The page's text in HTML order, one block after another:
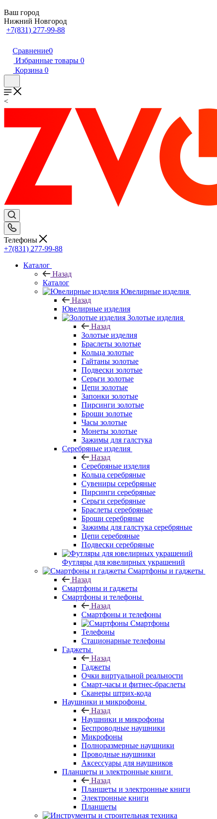
Ваш город
Нижний Новгород
+7(831) 277-99-88
Сравнение0
Избранные товары 0
Корзина 0
<
Телефоны
+7(831) 277-99-88
Каталог
Назад
Каталог
Ювелирные изделия
Назад
Ювелирные изделия
Золотые изделия
Назад
Золотые изделия
Браслеты золотые
Кольца золотые
Гайтаны золотые
Подвески золотые
Серьги золотые
Цепи золотые
Запонки золотые
Пирсинги золотые
Броши золотые
Часы золотые
Монеты золотые
Зажимы для галстука
Серебряные изделия
Назад
Серебряные изделия
Кольца серебряные
Сувениры серебряные
Пирсинги серебряные
Серьги серебряные
Браслеты серебряные
Броши серебряные
Зажимы для галстука серебряные
Цепи серебряные
Подвески серебряные
Футляры для ювелирных украшений
Смартфоны и гаджеты
Назад
Смартфоны и гаджеты
Смартфоны и телефоны
Назад
Смартфоны и телефоны
Смартфоны
Телефоны
Стационарные телефоны
Гаджеты
Назад
Гаджеты
Очки виртуальной реальности
Смарт-часы и фитнес-браслеты
Сканеры штрих-кода
Наушники и микрофоны
Назад
Наушники и микрофоны
Беспроводные наушники
Микрофоны
Полноразмерные наушники
Проводные наушники
Аксессуары для наушников
Планшеты и электронные книги
Назад
Планшеты и электронные книги
Электронные книги
Планшеты